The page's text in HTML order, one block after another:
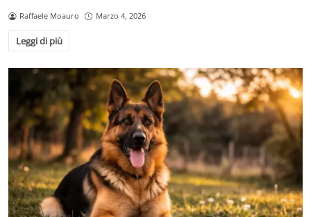
Raffaele Moauro Marzo 4, 2026
Leggi di più